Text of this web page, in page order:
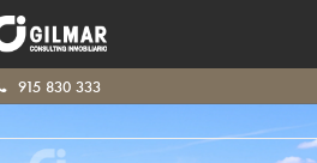
915 830 333